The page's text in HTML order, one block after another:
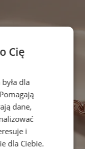
Cię
dla
dane,
i
dla Ciebie.